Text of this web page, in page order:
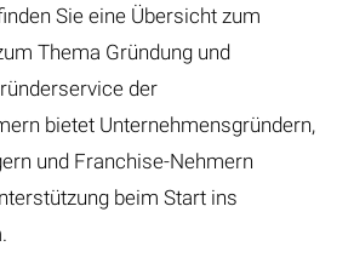
Sie eine Übersicht zum
Thema Gründung und
der
bietet Unternehmensgründern,
und Franchise-Nehmern
beim Start ins